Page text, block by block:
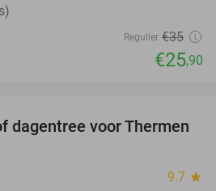
Regulier €35
€25,90
25%
dagentree voor Thermen
9.7 star